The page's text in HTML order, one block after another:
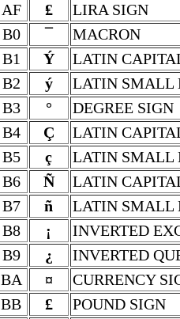
AF ₤
LIRA SIGN
B0 ¯
MACRON
B1 Ý
LATIN
B2 ý
LATIN SMALL
B3 °
DEGREE SIGN
B4 Ç
LATIN
B5 ç
LATIN SMALL
B6 Ñ
LATIN
B7 ñ
LATIN SMALL
B8 ¡
INVERTED
B9 ¿
INVERTED
BA ¤
CURRENCY
BB £
POUND SIGN